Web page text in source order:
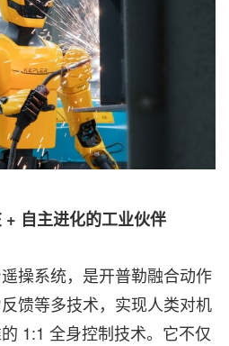
+ 自主进化的工业伙伴
操系统，是开普勒融合动作
馈等多技术，实现人类对机
1:1 全身控制技术。它不仅